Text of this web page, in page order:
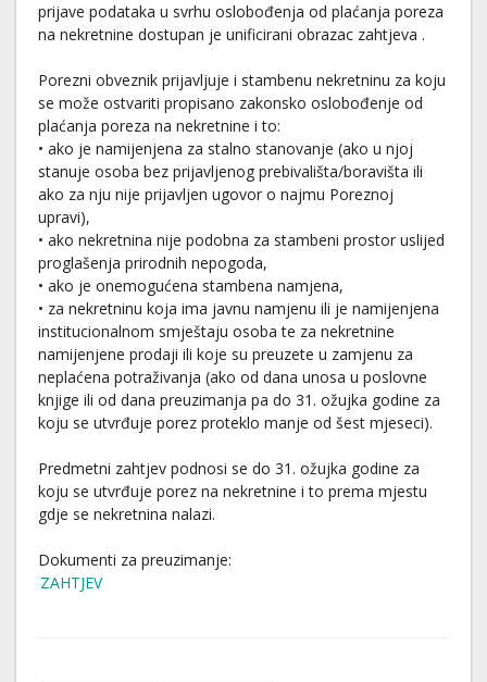
prijave podataka u svrhu oslobođenja od plaćanja poreza
na nekretnine dostupan je unificirani ​obrazac zahtjeva .
Porezni obveznik prijavljuje i stambenu nekretninu za koju
se može ostvariti propisano zakonsko oslobođenje od
plaćanja poreza na nekretnine i to:
• ako je namijenjena za stalno stanovanje (ako u njoj
stanuje osoba bez prijavljenog prebivališta/boravišta ili
ako za nju nije prijavljen ugovor o najmu Poreznoj
upravi),
• ako nekretnina nije podobna za stambeni prostor uslijed
proglašenja prirodnih nepogoda,
• ako je onemogućena stambena namjena,
• za nekretninu koja ima javnu namjenu ili je namijenjena
institucionalnom smještaju osoba te za nekretnine
namijenjene prodaji ili koje su preuzete u zamjenu za
neplaćena potraživanja (ako od dana unosa u poslovne
knjige ili od dana preuzimanja pa do 31. ožujka godine za
koju se utvrđuje porez proteklo manje od šest mjeseci).
Predmetni zahtjev podnosi se do 31. ožujka godine za
koju se utvrđuje porez na nekretnine i to prema mjestu
gdje se nekretnina nalazi.
Dokumenti za preuzimanje:
ZAHTJEV